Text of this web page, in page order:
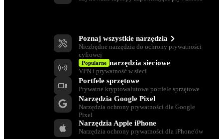
Poznaj wszystkie narzędzia
Niezbędne narzędzia do ochrony prywatności
cyfrowej
Popularne narzędzia sieciowe
VPN i prywatność w sieci
Portfele sprzętowe
Prywatne kryptowalutowe portfele sprzętowe
Narzędzia Google Pixel
Narzędzia ochrony prywatności dla Google
Pixel
Narzędzia Apple iPhone
Narzędzia ochrony prywatności dla iPhone'ów